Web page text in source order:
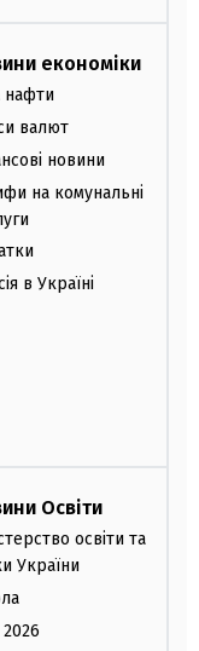
економіки
нафти
валют
новини
на комунальні
в Україні
Освіти
освіти та
України